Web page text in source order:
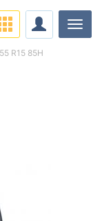
R15 85H